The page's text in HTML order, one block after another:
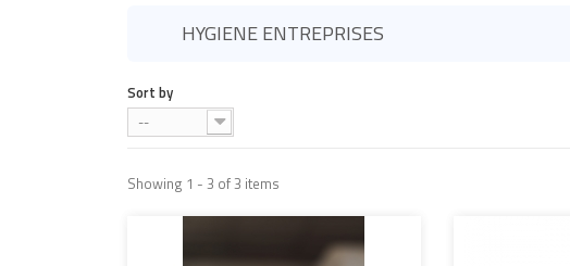
HYGIENE ENTREPRISES
Sort by
--
Showing 1 - 3 of 3 items